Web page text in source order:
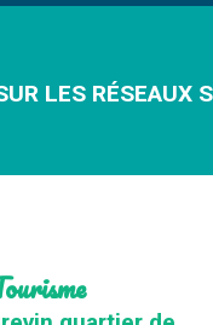
LES RÉSEAUX